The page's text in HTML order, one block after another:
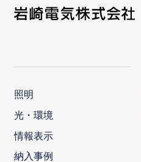
照明
光・環境
情報表示
納入事例